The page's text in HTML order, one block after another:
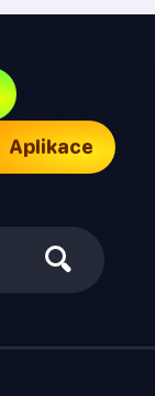
Aplikace